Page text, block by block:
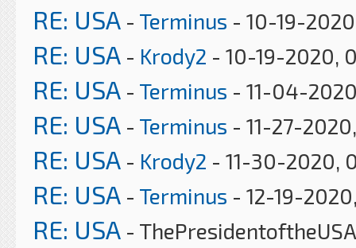
RE: USA - Terminus - 10-19-
RE: USA - Krody2 - 10-19-2020,
RE: USA - Terminus - 11-04-
RE: USA - Terminus - 11-27-
RE: USA - Krody2 - 11-30-2020,
RE: USA - Terminus - 12-19-
RE: USA -